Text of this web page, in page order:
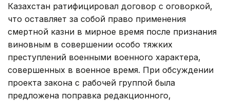
Казахстан ратифицировал договор с оговоркой,
что оставляет за собой право применения
смертной казни в мирное время после признания
виновным в совершении особо тяжких
преступлений военными военного характера,
совершенных в военное время. При обсуждении
проекта закона с рабочей группой была
предложена поправка редакционного,